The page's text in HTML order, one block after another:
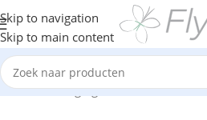
Skip to navigation
Skip to main content
Home/Verzorging